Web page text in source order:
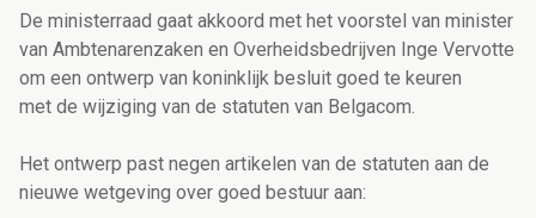
De ministerraad gaat akkoord met het voorstel van minister
van Ambtenarenzaken en Overheidsbedrijven Inge Vervotte
om een ontwerp van koninklijk besluit goed te keuren
met de wijziging van de statuten van Belgacom.
Het ontwerp past negen artikelen van de statuten aan de
nieuwe wetgeving over goed bestuur aan: